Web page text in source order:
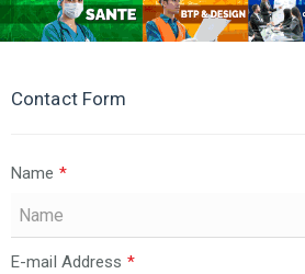
Contact Form
Name *
E-mail Address *